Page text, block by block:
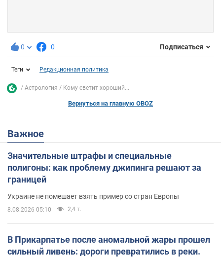
0 0 Подписаться
Теги Редакционная политика
Астрология Кому светит хороший...
Вернуться на главную OBOZ
Важное
Значительные штрафы и специальные
полигоны: как проблему джипинга решают за
границей
Украине не помешает взять пример со стран Европы
8.08.2026 05:10 2,4 т.
В Прикарпатье после аномальной жары прошел
сильный ливень: дороги превратились в реки.